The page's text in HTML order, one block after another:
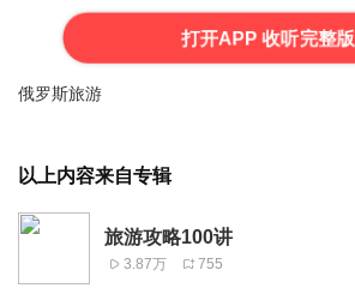
打开APP 收听完整版
俄罗斯旅游
以上内容来自专辑
旅游攻略100讲
3.87万 755